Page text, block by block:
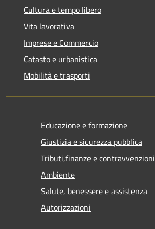
Cultura e tempo libero
Vita lavorativa
Imprese e Commercio
Catasto e urbanistica
Mobilità e trasporti
Educazione e formazione
Giustizia e sicurezza pubblica
Tributi,finanze e contravvenzioni
Ambiente
Salute, benessere e assistenza
Autorizzazioni